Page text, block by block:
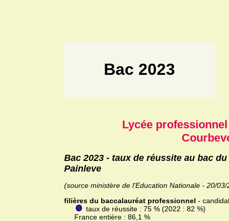
Bac 2023
Lycée
Bac 2023 - taux de réussite au bac
Painleve
(source ministère de l'Education Nationale - 20/03/
filières du baccalauréat professionnel -
taux de réussite : 75 % (2022 : 82 %)
France entière : 86,1 %